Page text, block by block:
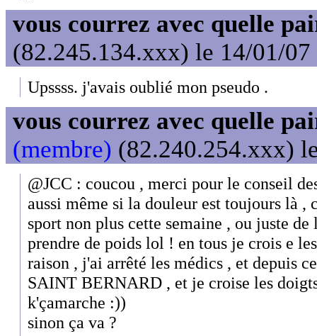
vous courrez avec quelle
(82.245.134.xxx) le 14/01/07
Upssss. j'avais oublié mon pseudo .
vous courrez avec quelle
(membre) (82.240.254.xxx)
@JCC : coucou , merci pour le conseil
aussi même si la douleur est toujours là ,
sport non plus cette semaine , ou juste
prendre de poids lol ! en tous je crois e
raison , j'ai arrêté les médics , et depuis
SAINT BERNARD , et je croise les
k'çamarche :))
sinon ça va ?